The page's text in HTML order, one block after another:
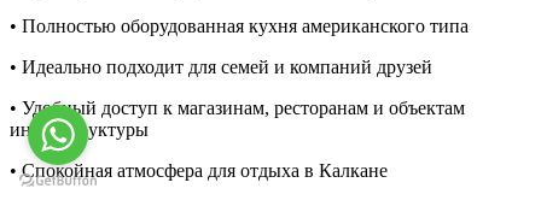
• Полностью оборудованная кухня американского типа
• Идеально подходит для семей и компаний друзей
• Удобный доступ к магазинам, ресторанам и объектам
инфраструктуры
• Спокойная атмосфера для отдыха в Калкане